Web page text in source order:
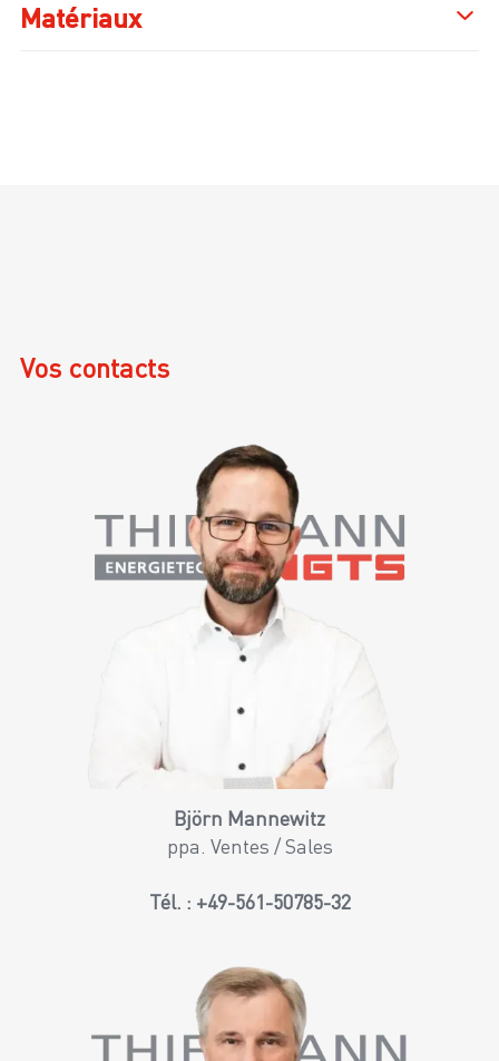
Matériaux
Vos contacts
Björn Mannewitz
ppa. Ventes / Sales
Tél. : +49-561-50785-32